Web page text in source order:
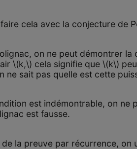
cela avec la conjecture de
on ne peut démontrer
\(k,\) cela signifie que \(k\)
ne sait pas quelle est cette
est indémontrable, on
est fausse.
la preuve par récurrence, on